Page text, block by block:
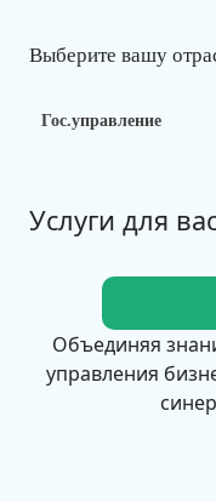
Гос.управление
Выберите вашу
Услуги для
Объединяя
управления